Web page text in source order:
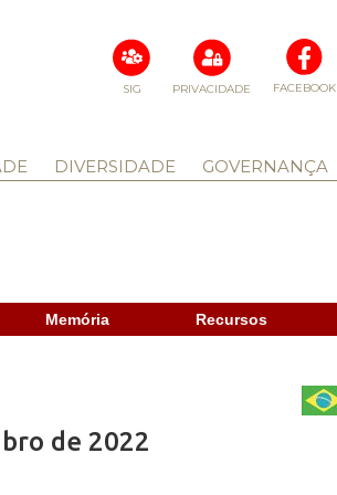
FACEBOOK
PRIVACIDADE
SIG
DIVERSIDADE GOVERNANÇA
Memória Recursos
de 2022